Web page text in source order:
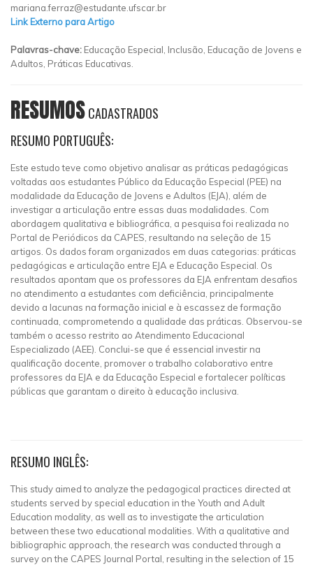
mariana.ferraz@estudante.ufscar.br
Link Externo para Artigo
Palavras-chave: Educação Especial, Inclusão, Educação de Jovens e
Adultos, Práticas Educativas.
RESUMOSCADASTRADOS
RESUMO PORTUGUÊS:
Este estudo teve como objetivo analisar as práticas pedagógicas
voltadas aos estudantes Público da Educação Especial (PEE) na
modalidade da Educação de Jovens e Adultos (EJA), além de
investigar a articulação entre essas duas modalidades. Com
abordagem qualitativa e bibliográfica, a pesquisa foi realizada no
Portal de Periódicos da CAPES, resultando na seleção de 15
artigos. Os dados foram organizados em duas categorias: práticas
pedagógicas e articulação entre EJA e Educação Especial. Os
resultados apontam que os professores da EJA enfrentam desafios
no atendimento a estudantes com deficiência, principalmente
devido a lacunas na formação inicial e à escassez de formação
continuada, comprometendo a qualidade das práticas. Observou-se
também o acesso restrito ao Atendimento Educacional
Especializado (AEE). Conclui-se que é essencial investir na
qualificação docente, promover o trabalho colaborativo entre
professores da EJA e da Educação Especial e fortalecer políticas
públicas que garantam o direito à educação inclusiva.
RESUMO INGLÊS:
This study aimed to analyze the pedagogical practices directed at
students served by special education in the Youth and Adult
Education modality, as well as to investigate the articulation
between these two educational modalities. With a qualitative and
bibliographic approach, the research was conducted through a
survey on the CAPES Journal Portal, resulting in the selection of 15